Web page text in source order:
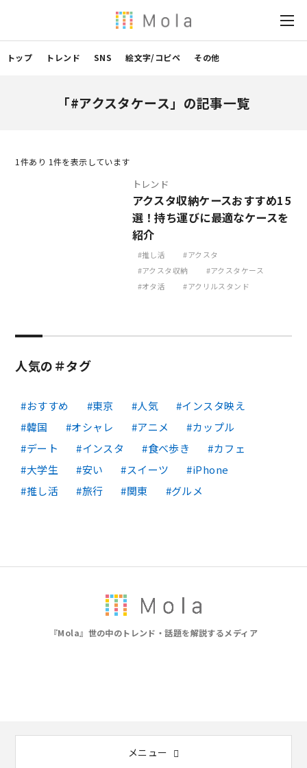
トップ トレンド SNS 絵文字/コピペ その他
「#アクスタケース」の記事一覧
1 件あり 1件を表示しています
トレンド
アクスタ収納ケースおすすめ15
選！持ち運びに最適なケースを
紹介
推し活
アクスタ
アクスタ収納
アクスタケース
オタ活
アクリルスタンド
人気の＃タグ
おすすめ 東京 人気
インスタ映え
韓国
オシャレ アニメ
カップル
デート
インスタ 食べ歩き
カフェ
大学生
安い スイーツ
iPhone
推し活
旅行 関東 グルメ
『Mola』世の中のトレンド・話題を解説するメディア
メニュー